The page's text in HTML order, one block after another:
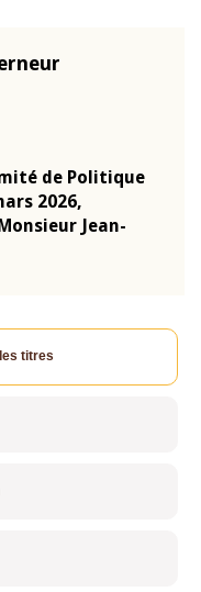
Jean-Claude
de
2025 de la
titres